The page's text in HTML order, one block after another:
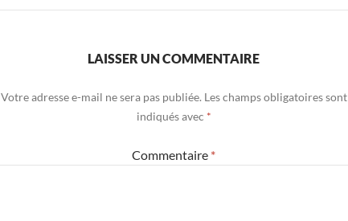
LAISSER UN COMMENTAIRE
Votre adresse e-mail ne sera pas publiée. Les champs obligatoires sont
indiqués avec *
Commentaire *